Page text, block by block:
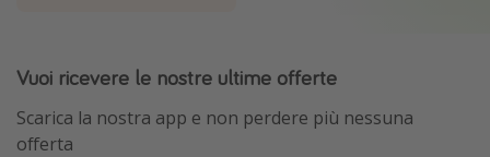
Vuoi ricevere le nostre ultime offerte
Scarica la nostra app e non perdere più nessuna
offerta